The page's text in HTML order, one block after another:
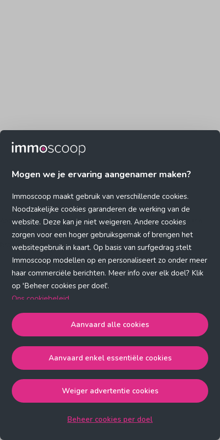
Mogen we je ervaring aangenamer maken?
Immoscoop maakt gebruik van verschillende cookies.
Noodzakelijke cookies garanderen de werking van de
website. Deze kan je niet weigeren. Andere cookies
zorgen voor een hoger gebruiksgemak of brengen het
websitegebruik in kaart. Op basis van surfgedrag stelt
Immoscoop modellen op en personaliseert zo onder meer
haar commerciële berichten. Meer info over elk doel? Klik
op 'Beheer cookies per doel'.
Ons cookiebeleid
Aanvaard alle cookiesgaat akkoord met de strict
noodzakelijke, analytische, functionele en advertentie
cookies.
de strict noodzakelijke cookies.
Weiger advertentie cookiesgaat akkoord met de strict
Aanvaard alle cookies
Aanvaard enkel essentiële cookies
Weiger advertentie cookies
Beheer cookies per doel
Application error: a client-side exception has occurred (see the
browser console for more information)